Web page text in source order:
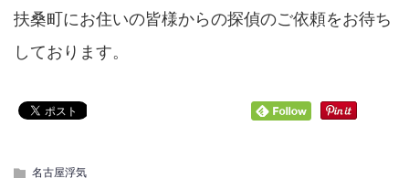
扶桑町にお住いの皆様からの探偵のご依頼をお待ち
しております。
名古屋浮気